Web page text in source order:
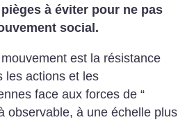
à éviter pour ne pas
social.
est la résistance
les actions et les
face aux forces de “
observable, à une échelle plus